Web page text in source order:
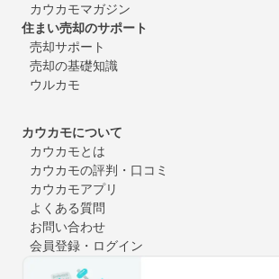
カウカモマガジン
住まい売却のサポート
売却サポート
売却の基礎知識
ウルカモ
カウカモについて
カウカモとは
カウカモの評判・口コミ
カウカモアプリ
よくある質問
お問い合わせ
会員登録・ログイン